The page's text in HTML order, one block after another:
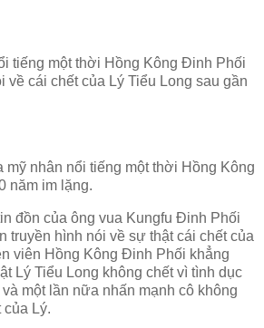
tiếng một thời Hồng Kông Đinh Phối
về cái chết của Lý Tiểu Long sau gần
nhân nổi tiếng một thời Hồng Kông
năm im lặng.
đồn của ông vua Kungfu Đinh Phối
truyền hình nói về sự thật cái chết của
viên Hồng Kông Đinh Phối khẳng
Lý Tiểu Long không chết vì tình dục
một lần nữa nhấn mạnh cô không
của Lý.